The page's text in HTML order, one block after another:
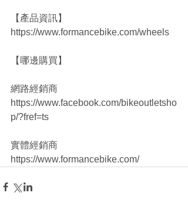
【產品資訊】
https://www.formancebike.com/wheels
【哪邊購買】
網路經銷商
https://www.facebook.com/bikeoutletsho
p/?fref=ts
實體經銷商
https://www.formancebike.com/